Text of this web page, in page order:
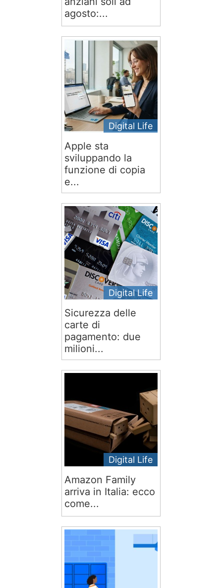
agosto:...
Digital Life
Apple sta
sviluppando la
funzione di copia
e...
Digital Life
Sicurezza delle
carte di
pagamento: due
milioni...
Digital Life
Amazon Family
arriva in Italia: ecco
come...